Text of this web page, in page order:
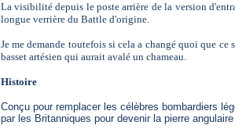
La visibilité depuis le poste arrière de la version
longue verrière du Battle d'origine.
Je me demande toutefois si cela a changé quoi que
basset artésien qui aurait avalé un chameau.
Histoire
Conçu pour remplacer les célèbres bombardiers
par les Britanniques pour devenir la pierre